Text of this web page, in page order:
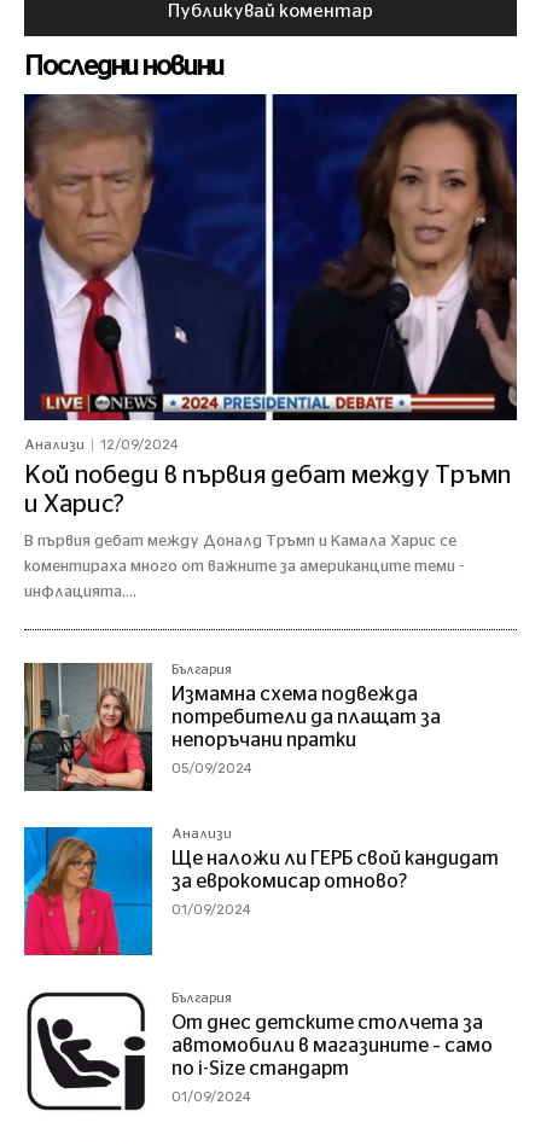
Последни новини
Анализи 12/09/2024
Кой победи в първия дебат между Тръмп
и Харис?
В първия дебат между Доналд Тръмп и Камала Харис се
коментираха много от важните за американците теми -
инфлацията,...
България
Измамна схема подвежда
потребители да плащат за
непоръчани пратки
05/09/2024
Анализи
Ще наложи ли ГЕРБ свой кандидат
за еврокомисар отново?
01/09/2024
България
От днес детските столчета за
автомобили в магазините – само
по i-Size стандарт
01/09/2024